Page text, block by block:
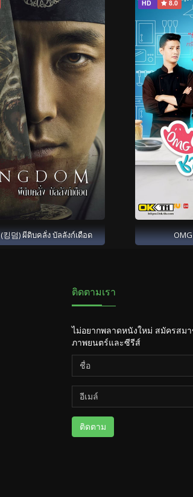
킹덤) ผีดิบคลั่ง บัลลังก์เดือด
HD 8.0
ติดตามเรา
ไม่อยากพลาดหนังใหม่ สมัครสม
ภาพยนตร์และซีรีส์
ติดตาม